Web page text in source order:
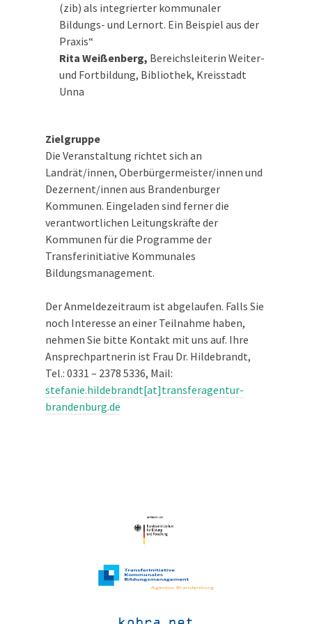
(zib) als integrierter kommunaler
Bildungs- und Lernort. Ein Beispiel aus der
Praxis“
Rita Weißenberg, Bereichsleiterin Weiter-
und Fortbildung, Bibliothek, Kreisstadt
Unna
Zielgruppe
Die Veranstaltung richtet sich an
Landrät/innen, Oberbürgermeister/innen und
Dezernent/innen aus Brandenburger
Kommunen. Eingeladen sind ferner die
verantwortlichen Leitungskräfte der
Kommunen für die Programme der
Transferinitiative Kommunales
Bildungsmanagement.
Der Anmeldezeitraum ist abgelaufen. Falls Sie
noch Interesse an einer Teilnahme haben,
nehmen Sie bitte Kontakt mit uns auf. Ihre
Ansprechpartnerin ist Frau Dr. Hildebrandt,
Tel.: 0331 – 2378 5336, Mail:
stefanie.hildebrandt[at]transferagentur-
brandenburg.de